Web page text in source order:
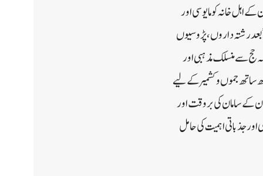
خانہ کو مایوسی اور
ًبعد رشتہ داروں، پڑوسیوں
حج سے منسلک مذہبی اور
ساتھ جموں و کشمیر کے لیے
کے سامان کی بروقت اور
جذباتی اہمیت کی حامل